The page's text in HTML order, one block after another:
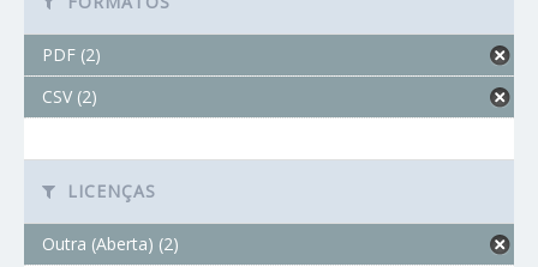
PDF (2)
CSV (2)
LICENÇAS
Outra (Aberta) (2)